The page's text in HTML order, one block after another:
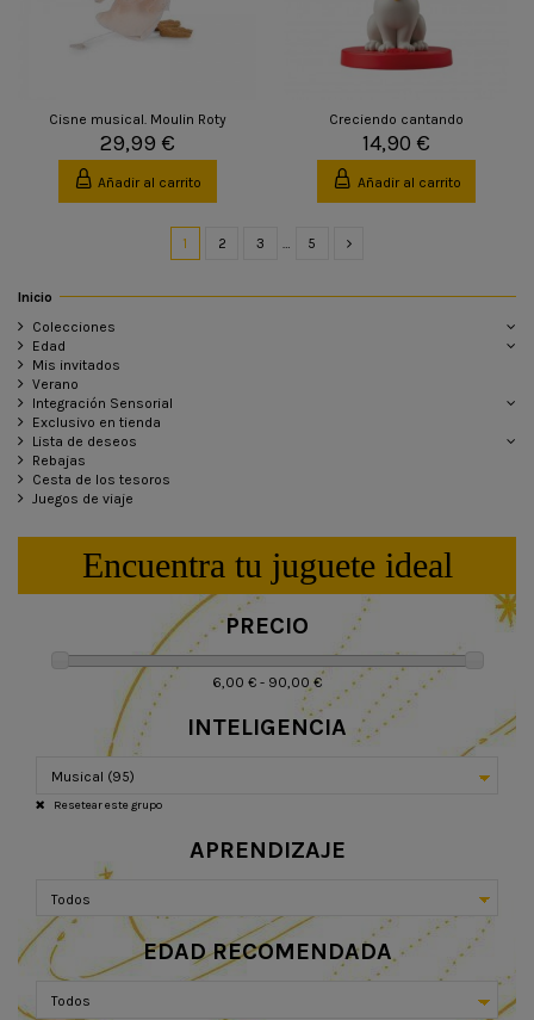
Cisne musical. Moulin Roty
29,99 €
Añadir al carrito
Creciendo cantando
14,90 €
Añadir al carrito
1 2 3 … 5
Inicio
Colecciones
Edad
Mis invitados
Verano
Integración Sensorial
Exclusivo en tienda
Lista de deseos
Rebajas
Cesta de los tesoros
Juegos de viaje
Encuentra tu juguete ideal
PRECIO
6,00 € - 90,00 €
INTELIGENCIA
Resetear este grupo
APRENDIZAJE
EDAD RECOMENDADA